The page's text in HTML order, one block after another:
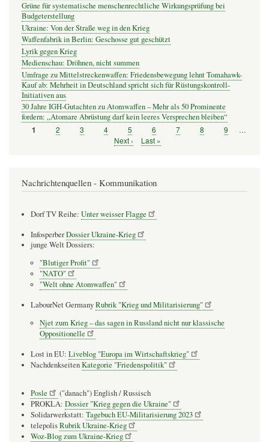
Grüne für systematische menschenrechtliche Wirkungsprüfung bei
Budgeterstellung
Ukraine: Von der Straße weg in den Krieg
Waffenfabrik in Berlin: Geschosse gut geschützt
Lyrik gegen Krieg
Medienschau: Dröhnen, nicht summen
Umfrage zu Mittelstreckenwaffen: Friedensbewegung lehnt Tomahawk-
Kauf ab: Mehrheit in Deutschland spricht sich für Rüstungskontroll-
Initiativen aus
30 Jahre IGH-Gutachten zu Atomwaffen – Mehr als 50 Prominente
fordern: „Atomare Abrüstung darf kein leeres Versprechen bleiben“
Seitennummerierung
Seite
1 Seite
2 Seite
3 Seite
4 Seite
5 Seite
6 Seite
7 Seite
8 Seite
9
…
Nächste
Next ›
Letzte
Last »
Nachrichtenquellen - Kommunikation
Dorf TV Reihe: Unter weisser Flagge
InfosperberDossier Ukraine-Krieg
junge Welt Dossiers:
"Blutiger Profit"
"NATO"
"Welt ohne Atomwaffen"
LabourNet GermanyRubrik "Krieg und Militarisierung"
Njet zum Krieg – das sagen in Russland nicht nur klassische
Oppositionelle
Lost in EU: Liveblog "Europa im Wirtschaftskrieg"
NachdenkseitenKategorie "Friedenspolitik"
Posle
("danach") English / Russisch
PROKLA: Dossier "Krieg gegen die Ukraine"
Solidarwerkstatt: Tagebuch EU-Militarisierung 2023
telepolisRubrik Ukraine-Krieg
Woz-Blog zum Ukraine-Krieg